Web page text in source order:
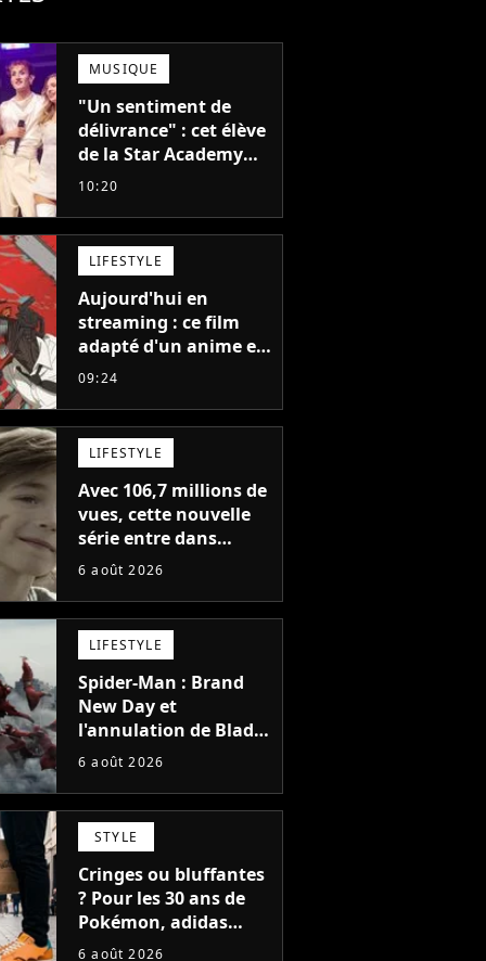
MUSIQUE
"Un sentiment de
délivrance" : cet élève
de la Star Academy
balance après la fin
10:20
LIFESTYLE
Aujourd'hui en
streaming : ce film
adapté d'un anime et
noté 98% est à voir
vous ne comprendrez
plus la série
09:24
LIFESTYLE
Avec 106,7 millions de
vues, cette nouvelle
série entre dans
l'histoire de Netflix en
6 août 2026
LIFESTYLE
Spider-Man : Brand
New Day et
l'annulation de Blade
montrent que Marvel
faire quoi que ce soit
de simple
6 août 2026
STYLE
Cringes ou bluffantes
? Pour les 30 ans de
Pokémon, adidas
dévoile une énorme
6 août 2026